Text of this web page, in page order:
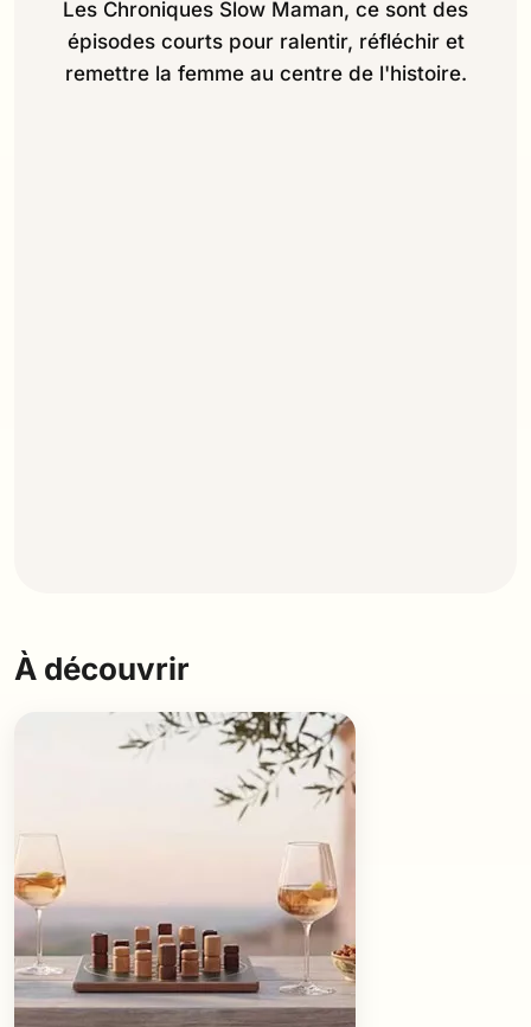
Les Chroniques Slow Maman, ce sont des
épisodes courts pour ralentir, réfléchir et
remettre la femme au centre de l'histoire.
À découvrir